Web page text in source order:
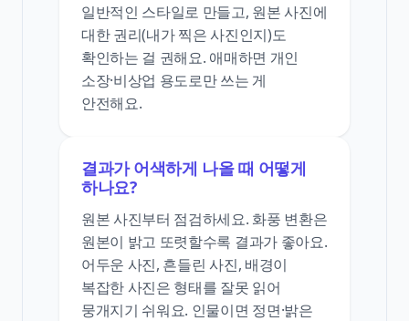
일반적인 스타일로 만들고, 원본 사진에
대한 권리(내가 찍은 사진인지)도
확인하는 걸 권해요. 애매하면 개인
소장·비상업 용도로만 쓰는 게
안전해요.
결과가 어색하게 나올 때 어떻게
하나요?
원본 사진부터 점검하세요. 화풍 변환은
원본이 밝고 또렷할수록 결과가 좋아요.
어두운 사진, 흔들린 사진, 배경이
복잡한 사진은 형태를 잘못 읽어
뭉개지기 쉬워요. 인물이면 정면·밝은